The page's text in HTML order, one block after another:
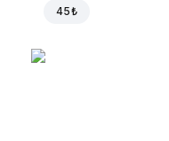
45 ₺